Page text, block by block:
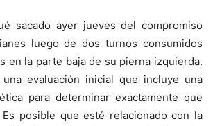
sacado ayer jueves del compromiso
luego de dos turnos consumidos
en la parte baja de su pierna izquierda.
evaluación inicial que incluye una
para determinar exactamente que
posible que esté relacionado con la